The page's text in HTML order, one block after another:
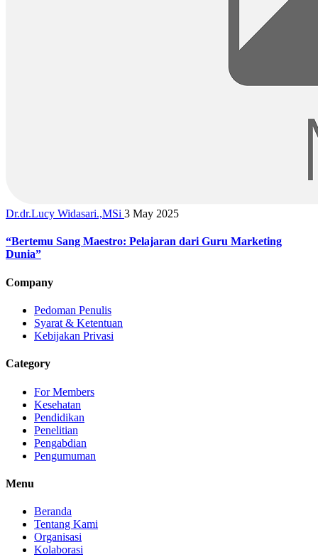
Dr.dr.Lucy Widasari.,MSi 3 May 2025
“Bertemu Sang Maestro: Pelajaran dari Guru Marketing
Dunia”
Company
Pedoman Penulis
Syarat & Ketentuan
Kebijakan Privasi
Category
For Members
Kesehatan
Pendidikan
Penelitian
Pengabdian
Pengumuman
Menu
Beranda
Tentang Kami
Organisasi
Kolaborasi